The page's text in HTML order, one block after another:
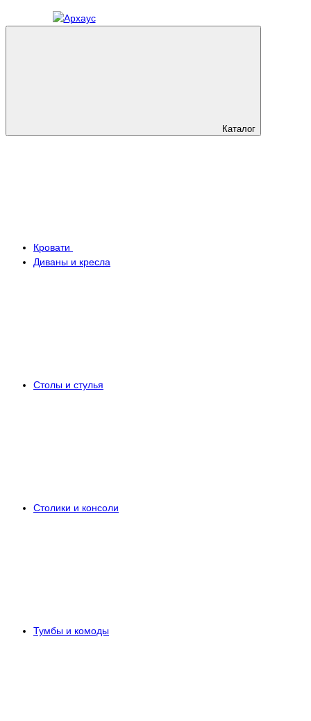
Каталог
Кровати
Диваны и кресла
Столы и стулья
Столики и консоли
Тумбы и комоды